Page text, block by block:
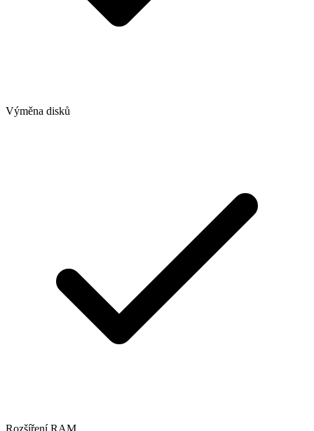
Výměna disků
Rozšíření RAM